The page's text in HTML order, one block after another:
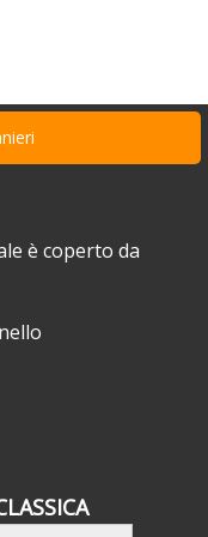
è coperto da